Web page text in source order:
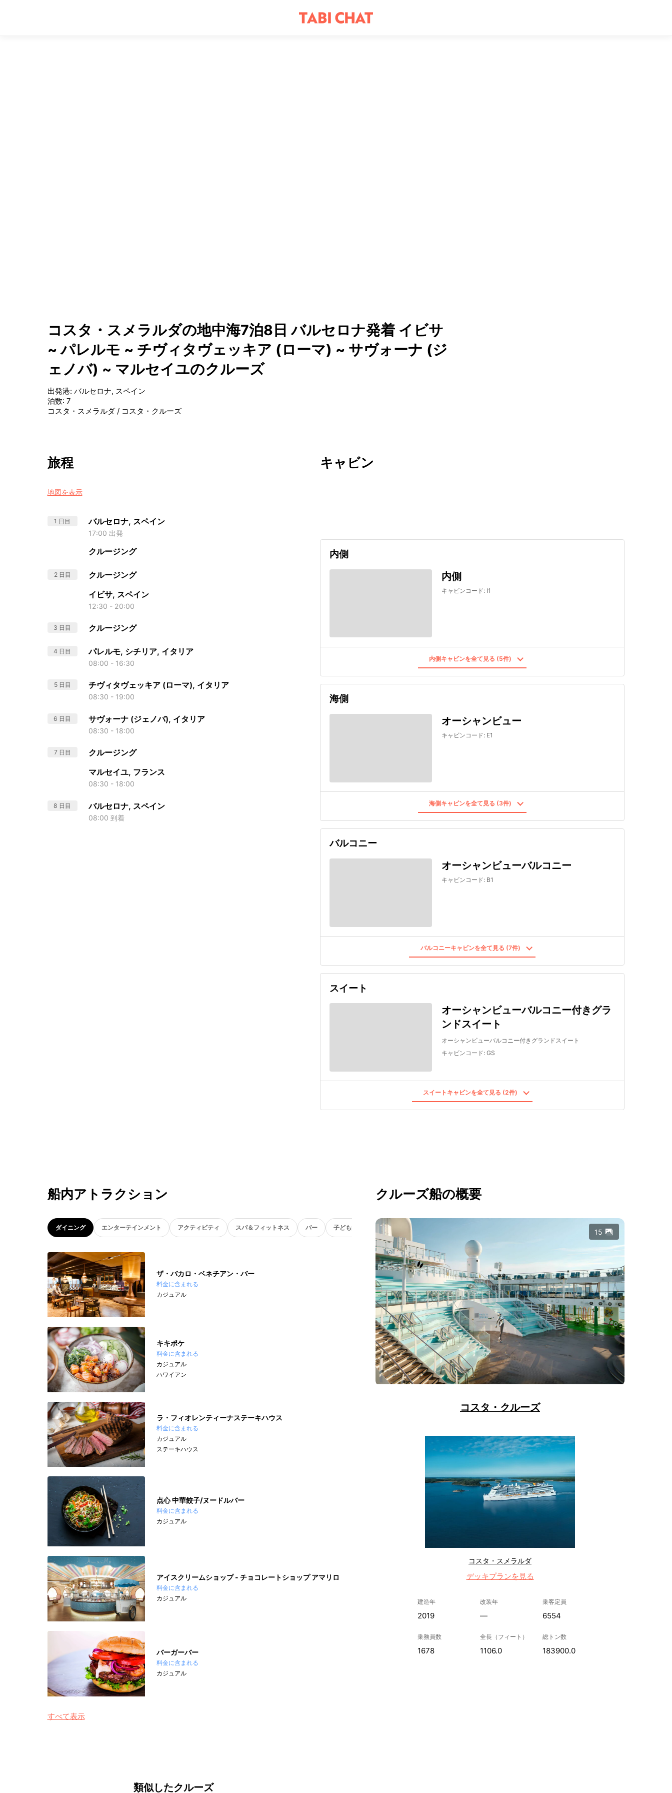
コスタ・スメラルダの地中海7泊8日 バルセロナ発着 イビサ
~ パレルモ ~ チヴィタヴェッキア (ローマ) ~ サヴォーナ (ジ
ェノバ) ~ マルセイユのクルーズ
出発港: バルセロナ, スペイン
泊数: 7
コスタ・スメラルダ/ コスタ・クルーズ
旅程
地図を表示
1 日目 バルセロナ, スペイン
17:00 出発
クルージング
2 日目 クルージング
イビサ, スペイン
12:30 - 20:00
3 日目 クルージング
4 日目 パレルモ, シチリア, イタリア
08:00 - 16:30
5 日目 チヴィタヴェッキア (ローマ), イタリア
08:30 - 19:00
6 日目 サヴォーナ (ジェノバ), イタリア
08:30 - 18:00
7 日目 クルージング
マルセイユ, フランス
08:30 - 18:00
8 日目 バルセロナ, スペイン
08:00 到着
キャビン
内側
内側
キャビンコード: I1
内側キャビンを全て見る (5件)
海側
オーシャンビュー
キャビンコード: E1
海側キャビンを全て見る (3件)
バルコニー
オーシャンビューバルコニー
キャビンコード: B1
バルコニーキャビンを全て見る (7件)
スイート
オーシャンビューバルコニー付きグラ
ンドスイート
オーシャンビューバルコニー付きグランドスイート
キャビンコード: GS
スイートキャビンを全て見る (2件)
船内アトラクション
ダイニング エンターテインメント アクティビティ スパ＆フィットネス バー 子ども向け
ザ・バカロ・ベネチアン・バー
料金に含まれる
カジュアル
キキポケ
料金に含まれる
カジュアル
ハワイアン
ラ・フィオレンティーナステーキハウス
料金に含まれる
カジュアル
ステーキハウス
点心 中華餃子/ヌードルバー
料金に含まれる
カジュアル
アイスクリームショップ - チョコレートショップ アマリロ
料金に含まれる
カジュアル
バーガーバー
料金に含まれる
カジュアル
すべて表示
クルーズ船の概要
15
コスタ・クルーズ
コスタ・スメラルダ
デッキプランを見る
建造年
2019
改装年
—
乗客定員
6554
乗務員数
1678
全長（フィート）
1106.0
総トン数
183900.0
類似したクルーズ